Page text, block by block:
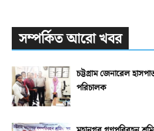
সম্পর্কিত আরো খবর
চট্টগ্রাম জেনারেল
পরিচালক